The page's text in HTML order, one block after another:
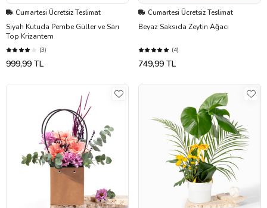
Cumartesi Ücretsiz Teslimat
Siyah Kutuda Pembe Güller ve Sarı
Top Krizantem
(3)
999,99 TL
Cumartesi Ücretsiz Teslimat
Beyaz Saksıda Zeytin Ağacı
(4)
749,99 TL